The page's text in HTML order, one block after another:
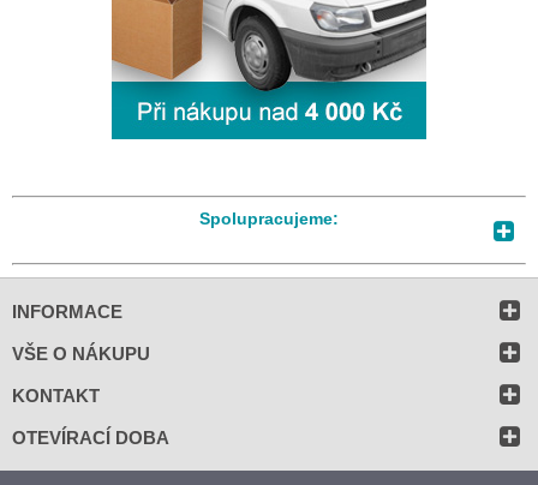
Spolupracujeme:
INFORMACE
VŠE O NÁKUPU
KONTAKT
OTEVÍRACÍ DOBA